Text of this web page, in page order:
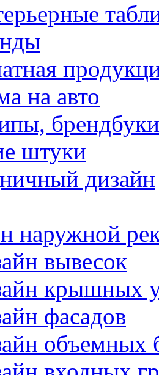
на авто
брендбуки
штуки
дизайн
наружной
вывесок
крышных
фасадов
объемных